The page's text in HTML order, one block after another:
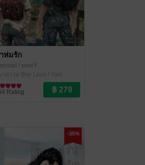
ห่มรัก
/ everY
ยายวาย Boy Love / Yaoi
Rating
-35%